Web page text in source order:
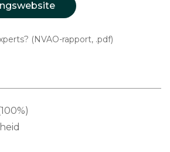
(NVAO-rapport, .pdf)